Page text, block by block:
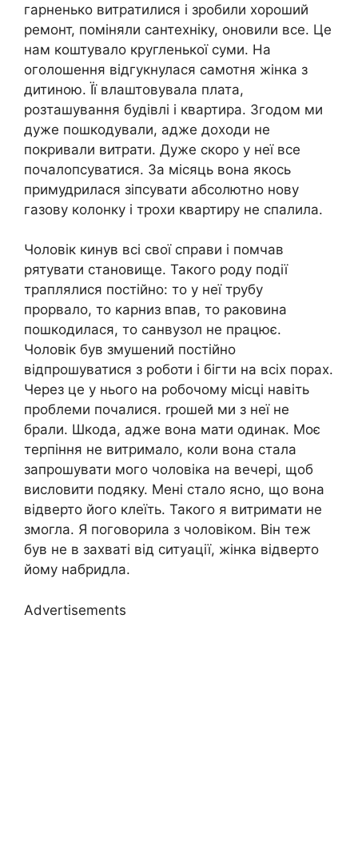
гарненько витратилися і зробили хороший
ремонт, поміняли сантехніку, оновили все. Це
нам коштувало кругленької суми. На
оголошення відгукнулася самотня жінка з
дитиною. Її влаштовувала плата,
розташування будівлі і квартира. Згодом ми
дуже пошкодували, адже доходи не
покривали витрати. Дуже скоро у неї все
почалопсуватися. За місяць вона якось
примудрилася зіпсувати абсолютно нову
газову колонку і трохи квартиру не спалила.
Чоловік кинув всі свої справи і помчав
рятувати становище. Такого роду події
траплялися постійно: то у неї трубу
прорвало, то карниз впав, то раковина
пошкодилася, то санвузол не працює.
Чоловік був змушений постійно
відпрошуватися з роботи і бігти на всіх порах.
Через це у нього на робочому місці навіть
проблеми почалися. rрошей ми з неї не
брали. Шкода, адже вона мати одинак. Моє
терпіння не витримало, коли вона стала
запрошувати мого чоловіка на вечері, щоб
висловити подяку. Мені стало ясно, що вона
відверто його клеїть. Такого я витримати не
змогла. Я поговорила з чоловіком. Він теж
був не в захваті від ситуації, жінка відверто
йому набридла.
Advertisements